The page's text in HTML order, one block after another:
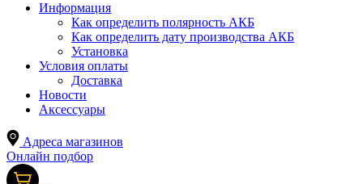
Информация
Как определить полярность АКБ
Как определить дату производства АКБ
Установка
Условия оплаты
Доставка
Новости
Аксессуары
Адреса магазинов
Онлайн подбор